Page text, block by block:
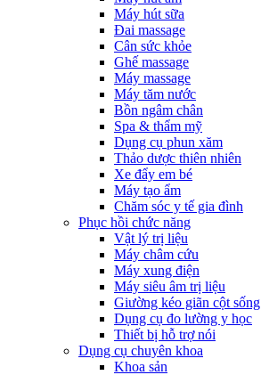
Máy hút sữa
Đai massage
Cân sức khỏe
Ghế massage
Máy massage
Máy tăm nước
Bồn ngâm chân
Spa & thẩm mỹ
Dụng cụ phun xăm
Thảo dược thiên nhiên
Xe đẩy em bé
Máy tạo ẩm
Chăm sóc y tế gia đình
Phục hồi chức năng
Vật lý trị liệu
Máy châm cứu
Máy xung điện
Máy siêu âm trị liệu
Giường kéo giãn cột sống
Dụng cụ đo lường y học
Thiết bị hỗ trợ nói
Dụng cụ chuyên khoa
Khoa sản